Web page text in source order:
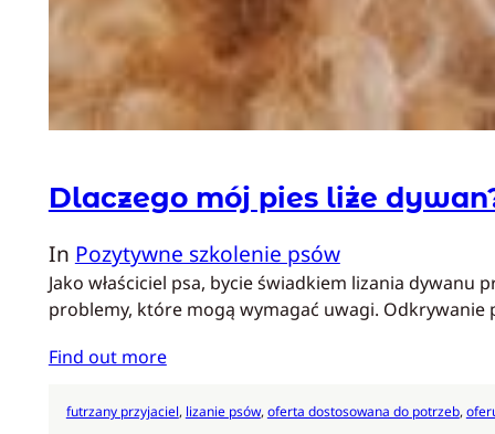
Dlaczego mój pies liże
In Pozytywne szkolenie psów
Jako właściciel psa, bycie świadkiem lizania
problemy, które mogą wymagać uwagi. Odkrywanie
Find out more
futrzany przyjaciel, lizanie psów, oferta dostosowana do potrzeb,